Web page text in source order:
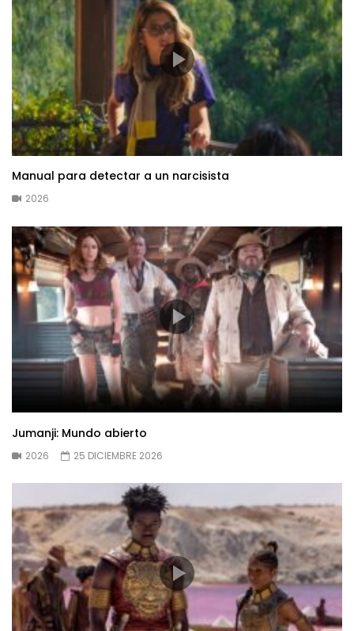
Manual para detectar a un narcisista
2026
Jumanji: Mundo abierto
2026 25 DICIEMBRE 2026